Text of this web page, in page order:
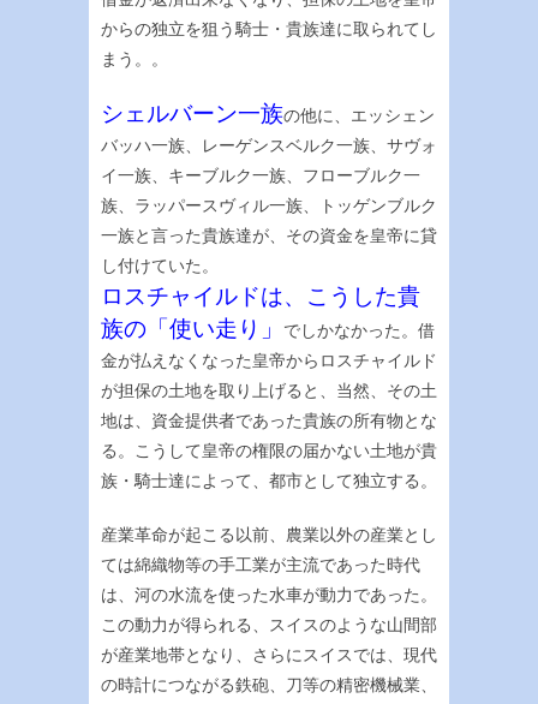
からの独立を狙う騎士・貴族達に取られてし
まう。。
シェルバーン一族の他に、エッシェン
バッハ一族、レーゲンスベルク一族、サヴォ
イ一族、キーブルク一族、フローブルク一
族、ラッパースヴィル一族、トッゲンブルク
一族と言った貴族達が、その資金を皇帝に貸
し付けていた。
ロスチャイルドは、こうした貴
族の「使い走り」
でしかなかった。借
金が払えなくなった皇帝からロスチャイルド
が担保の土地を取り上げると、当然、その土
地は、資金提供者であった貴族の所有物とな
る。こうして皇帝の権限の届かない土地が貴
族・騎士達によって、都市として独立する。
産業革命が起こる以前、農業以外の産業とし
ては綿織物等の手工業が主流であった時代
は、河の水流を使った水車が動力であった。
この動力が得られる、スイスのような山間部
が産業地帯となり、さらにスイスでは、現代
の時計につながる鉄砲、刀等の精密機械業、